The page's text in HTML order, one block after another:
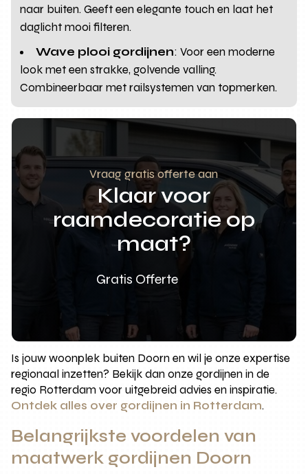
naar buiten. Geeft een elegante touch en laat het
daglicht mooi filteren.
Wave plooi gordijnen: Voor een moderne
look met een strakke, golvende valling.
Combineerbaar met railsystemen van topmerken.
Vraag gratis offerte aan
Klaar voor
raamdecoratie op
maat?
Gratis Offerte
Is jouw woonplek buiten Doorn en wil je onze expertise
regionaal inzetten? Bekijk dan onze gordijnen in de
regio Rotterdam voor uitgebreid advies en inspiratie.
Ontdek alles over gordijnen in Rotterdam.
Belangrijkste voordelen van
maatwerk gordijnen Doorn